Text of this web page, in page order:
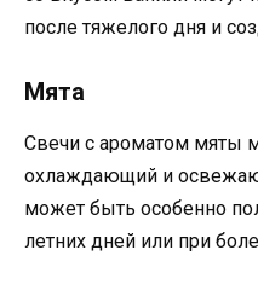
после тяжелого дня и
Мята
Свечи с ароматом мяты
охлаждающий и
может быть особенно
летних дней или при